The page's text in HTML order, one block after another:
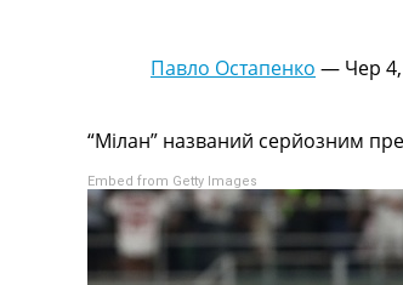
Рейтінги
Турніри
Чемпіонат Світу
Україна. Прем’єр-Ліга
Україна. Перша Ліга
Ліга Чемпіонів
Англія. Прем’єр-Ліга
Павло Остапенко — Чер
“Мілан” названий серйозним
Embed from Getty Images